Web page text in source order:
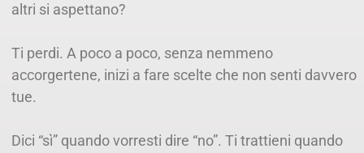
altri si aspettano?
Ti perdi. A poco a poco, senza nemmeno
accorgertene, inizi a fare scelte che non senti davvero
tue.
Dici “sì” quando vorresti dire “no”. Ti trattieni quando